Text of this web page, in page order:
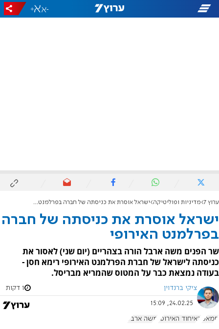
-
+
ערוץ 7 מדיניות ופוליטיקה ישראל אוסרת את כניסתה של חברה בפרלמנט האירופי
ישראל אוסרת את כניסתה של חברה
בפרלמנט האירופי
שר הפנים משה ארבל הורה בצהריים (יום שני) לאסור את
כניסתה לישראל של חברת הפרלמנט האירופי רימא חסן -
בעודה נמצאת כבר על המטוס שהמריא מבריסל.
ציקי ברנדוין 1 דקות
24.02.25, 15:09
חמאס האיחוד האירופי משה ארבל